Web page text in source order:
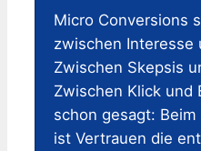
Micro Conversions
zwischen Interesse
Zwischen Skepsis
Zwischen Klick und
schon gesagt:
ist Vertrauen die